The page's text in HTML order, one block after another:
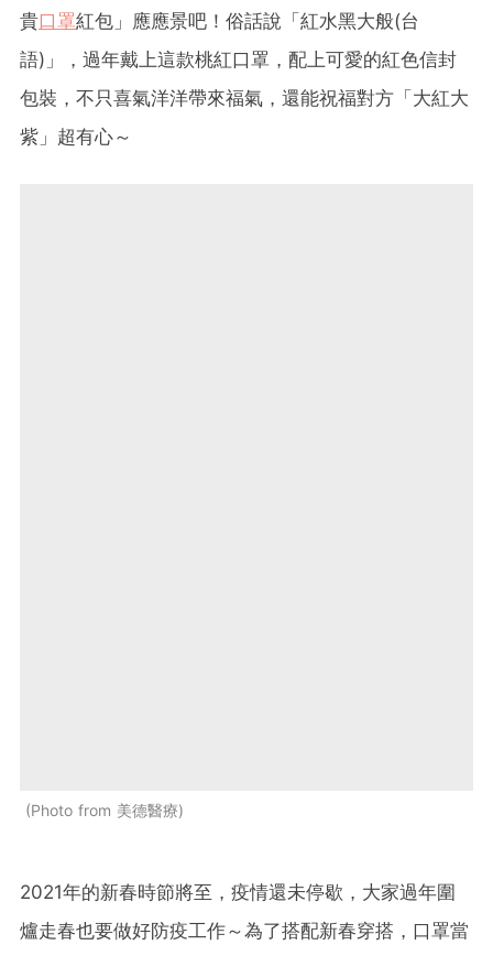
貴口罩紅包」應應景吧！俗話說「紅水黑大般(台
語)」，過年戴上這款桃紅口罩，配上可愛的紅色信封
包裝，不只喜氣洋洋帶來福氣，還能祝福對方「大紅大
紫」超有心～
Photo from 美德醫療
2021年的新春時節將至，疫情還未停歇，大家過年圍
爐走春也要做好防疫工作～為了搭配新春穿搭，口罩當